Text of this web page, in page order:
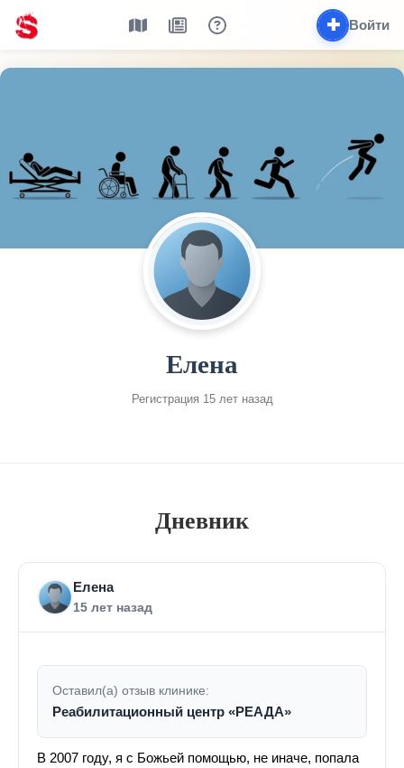
✚ Войти
Елена
Регистрация 15 лет назад
Дневник
Елена
15 лет назад
Оставил(а) отзыв клинике:
Реабилитационный центр «РЕАДА»
В 2007 году, я с Божьей помощью, не иначе, попала